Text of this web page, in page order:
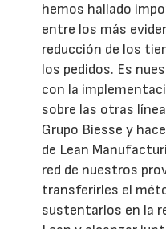
hemos hallado
entre los más
reducción de los
los pedidos. Es
con la
sobre las otras
Grupo Biesse y
de Lean
red de nuestros
transferirles el
sustentarlos en la